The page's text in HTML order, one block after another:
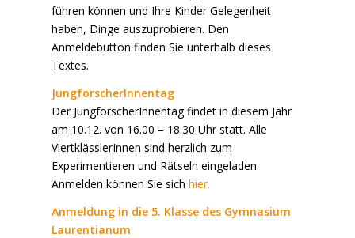
führen können und Ihre Kinder Gelegenheit
haben, Dinge auszuprobieren. Den
Anmeldebutton finden Sie unterhalb dieses
Textes.
JungforscherInnentag
Der JungforscherInnentag findet in diesem Jahr
am 10.12. von 16.00 – 18.30 Uhr statt. Alle
ViertklässlerInnen sind herzlich zum
Experimentieren und Rätseln eingeladen.
Anmelden können Sie sich hier.
Anmeldung in die 5. Klasse des Gymnasium
Laurentianum